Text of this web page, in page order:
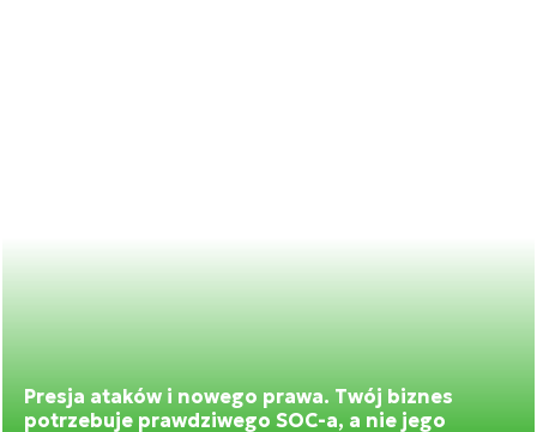
Presja ataków i nowego prawa. Twój biznes
potrzebuje prawdziwego SOC-a, a nie jego